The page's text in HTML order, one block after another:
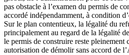
pas obstacle à l’examen du permis de
accordé indépendamment, à condition
Sur le plan contentieux, la légalité du
principalement au regard de la légalité
le permis de construire reste pleinement
autorisation de démolir sans accord de